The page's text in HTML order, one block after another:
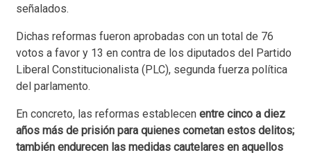
señalados.
Dichas reformas fueron aprobadas con un total de 76
votos a favor y 13 en contra de los diputados del Partido
Liberal Constitucionalista (PLC), segunda fuerza política
del parlamento.
En concreto, las reformas establecen entre cinco a diez
años más de prisión para quienes cometan estos delitos;
también endurecen las medidas cautelares en aquellos